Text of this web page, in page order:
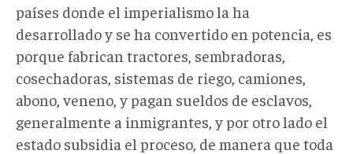
países donde el imperialismo la ha
desarrollado y se ha convertido en potencia, es
porque fabrican tractores, sembradoras,
cosechadoras, sistemas de riego, camiones,
abono, veneno, y pagan sueldos de esclavos,
generalmente a inmigrantes, y por otro lado el
estado subsidia el proceso, de manera que toda